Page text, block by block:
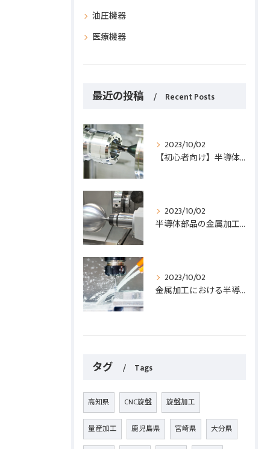
油圧機器
医療機器
最近の投稿 Recent Posts
2023/10/02
【初心者向け】半導体部品の金属加工入門ガイド！基礎知識から実践まで解説
2023/10/02
半導体部品の金属加工における重要なポイント５つを徹底解説
2023/10/02
金属加工における半導体部品の重要性と効果的な加工方法とは？
タグ Tags
高知県 CNC旋盤 旋盤加工
量産加工 鹿児島県 宮崎県 大分県